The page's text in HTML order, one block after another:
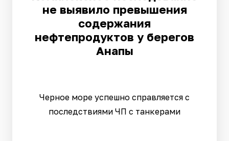
не выявило превышения
содержания
нефтепродуктов у берегов
Анапы
Черное море успешно справляется с
последствиями ЧП с танкерами